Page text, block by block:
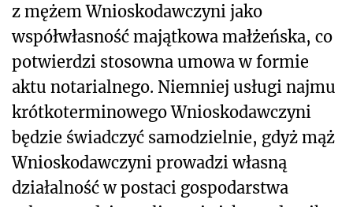
z mężem Wnioskodawczyni jako
współwłasność majątkowa małżeńska, co
potwierdzi stosowna umowa w formie
aktu notarialnego. Niemniej usługi najmu
krótkoterminowego Wnioskodawczyni
będzie świadczyć samodzielnie, gdyż mąż
Wnioskodawczyni prowadzi własną
działalność w postaci gospodarstwa